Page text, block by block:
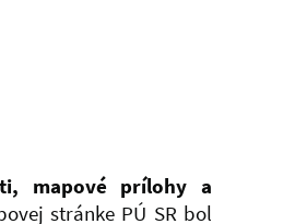
mapové prílohy a
stránke PÚ SR bol